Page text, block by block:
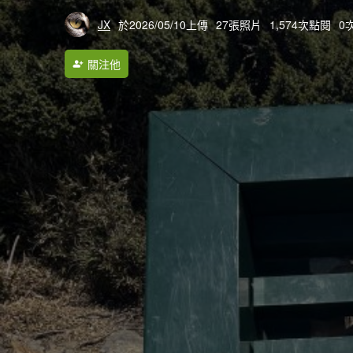
JX 於2026/05/10上傳 27張照片 1,574次點閱 0
關注他